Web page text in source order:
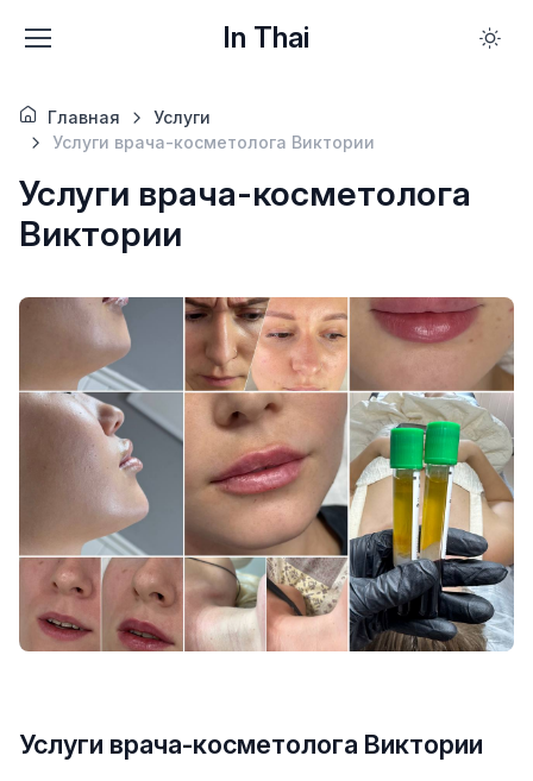
In Thai
Главная
Услуги
Услуги врача-косметолога Виктории
Услуги врача-косметолога
Виктории
Услуги врача-косметолога Виктории